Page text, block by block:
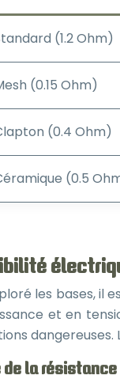
(1.2 Ohm)
(0.15 Ohm)
(0.4 Ohm)
(0.5
les bases, il
et en
de la résistance